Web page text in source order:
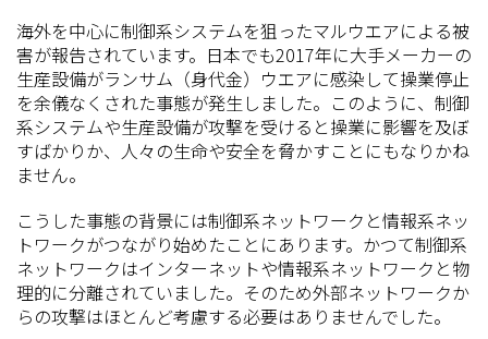
海外を中心に制御系システムを狙ったマルウエアによる被
害が報告されています。日本でも2017年に大手メーカーの
生産設備がランサム（身代金）ウエアに感染して操業停止
を余儀なくされた事態が発生しました。このように、制御
系システムや生産設備が攻撃を受けると操業に影響を及ぼ
すばかりか、人々の生命や安全を脅かすことにもなりかね
ません。
こうした事態の背景には制御系ネットワークと情報系ネッ
トワークがつながり始めたことにあります。かつて制御系
ネットワークはインターネットや情報系ネットワークと物
理的に分離されていました。そのため外部ネットワークか
らの攻撃はほとんど考慮する必要はありませんでした。